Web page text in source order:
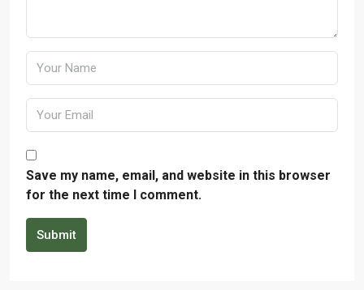
Save my name, email, and website in this browser
for the next time I comment.
Submit